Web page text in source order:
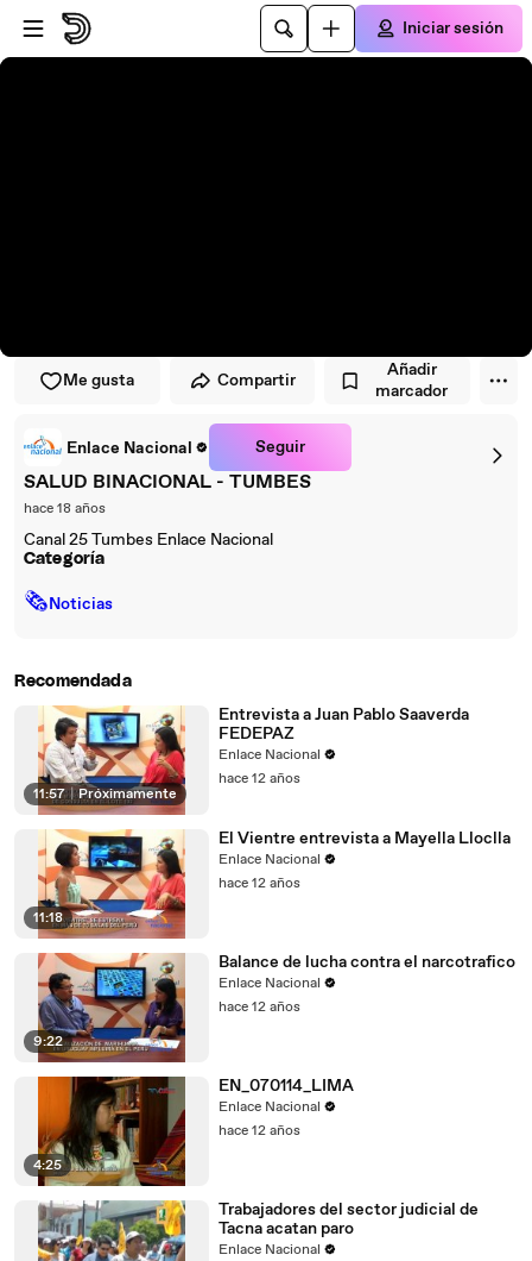
Saltar al reproductor
Saltar al contenido principal
Iniciar sesión
Me gusta Compartir
Añadir
marcador
Enlace Nacional Seguir
SALUD BINACIONAL - TUMBES
hace 18 años
Canal 25 Tumbes Enlace Nacional
Categoría
🗞Noticias
Recomendada
11:57 | Próximamente
Entrevista a Juan Pablo Saaverda
FEDEPAZ
Enlace Nacional
hace 12 años
11:18
El Vientre entrevista a Mayella Lloclla
Enlace Nacional
hace 12 años
9:22
Balance de lucha contra el narcotrafico
Enlace Nacional
hace 12 años
4:25
EN_070114_LIMA
Enlace Nacional
hace 12 años
Trabajadores del sector judicial de
Tacna acatan paro
Enlace Nacional